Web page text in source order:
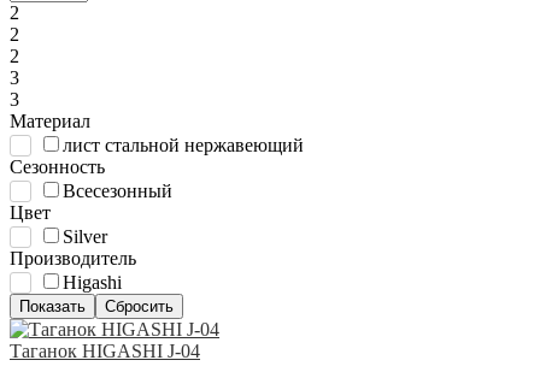
2
2
2
3
3
Материал
лист стальной нержавеющий
Сезонность
Всесезонный
Цвет
Silver
Производитель
Higashi
Таганок HIGASHI J-04